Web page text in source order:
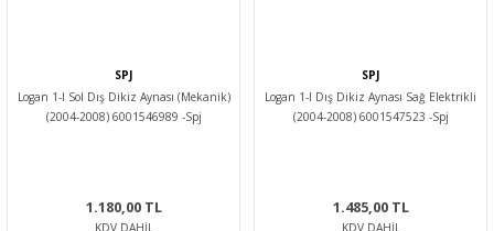
SPJ
Logan 1-I Sol Dış Dikiz Aynası (Mekanik)
(2004-2008) 6001546989 -Spj
1.180,00 TL
KDV DAHIL
SPJ
Logan 1-I Dış Dikiz Aynası Sağ Elektrikli
(2004-2008) 6001547523 -Spj
1.485,00 TL
KDV DAHIL